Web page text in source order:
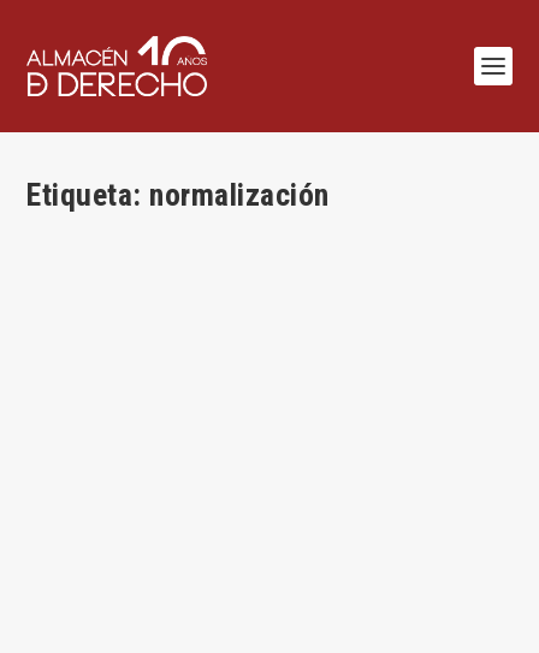
Etiqueta: normalización